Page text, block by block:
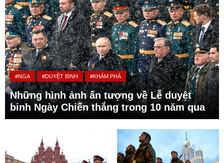
#NGA #DUYỆT BINH #KHÁM PHÁ
Những hình ảnh ấn tượng về Lễ duyệt
binh Ngày Chiến thắng trong 10 năm qua